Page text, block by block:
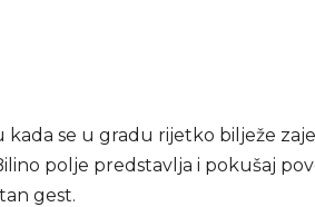
se u gradu rijetko bilježe
polje predstavlja i pokušaj
gest.